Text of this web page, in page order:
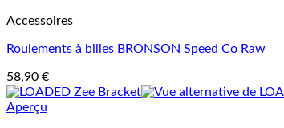
Accessoires
Roulements à billes BRONSON Speed Co Raw
58,90 €
Aperçu